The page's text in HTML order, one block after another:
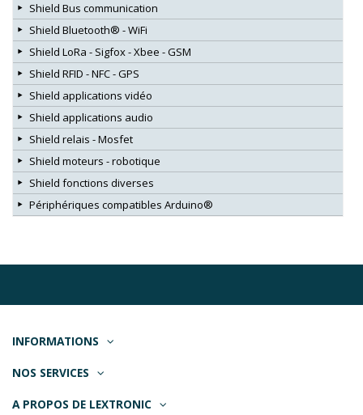
Shield Bus communication
Shield Bluetooth® - WiFi
Shield LoRa - Sigfox - Xbee - GSM
Shield RFID - NFC - GPS
Shield applications vidéo
Shield applications audio
Shield relais - Mosfet
Shield moteurs - robotique
Shield fonctions diverses
Périphériques compatibles Arduino®
INFORMATIONS
NOS SERVICES
A PROPOS DE LEXTRONIC